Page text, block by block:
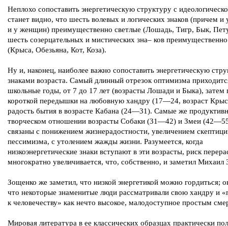
Неплохо сопоставить энергетическую структуру с
станет видно, что шесть волевых и логических знаков (причем
и у женщин) преимущественно светлые (Лошадь, Тигр, Бык,
шесть созерцательных и мистических зна– ков
(Крыса, Обезьяна, Кот, Коза).
Ну и, наконец, наиболее важно сопоставить энергетическую
знаками возраста. Самый длинный отрезок оптимизма
школьные годы, от 7 до 17 лет (возрасты Лошади и Быка), затем
короткой передышки на любовную хандру (17—24, возраст
радость бытия в возрасте Кабана (24—31). Самые же
творческом отношении возрасты Собаки (31—42) и Змеи
связаны с понижением жизнерадостности, увеличением
пессимизма, с утолением жажды жизни. Разумеется, когда
низкоэнергетические знаки вступают в эти возрасты, риск
многократно увеличивается, что, собственно, и заметил Михаил
Зощенко же заметил, что низкой энергетикой можно гордиться;
что некоторые знаменитые люди рассматривали свою хандру и
к человечеству» как нечто высокое, малодоступное простым
Мировая литература в ее классических образцах практически